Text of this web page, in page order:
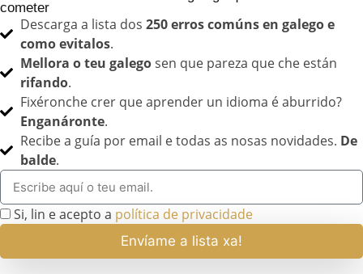
cometer
Descarga a lista dos 250 erros comúns en galego e
como evitalos.
Mellora o teu galegosen que pareza que che están
rifando.
Fixéronche crer que aprender un idioma é aburrido?
Enganáronte.
Recibe a guía por email e todas as nosas novidades. De
balde.
Si, lin e acepto a política de privacidade
Envíame a lista xa!